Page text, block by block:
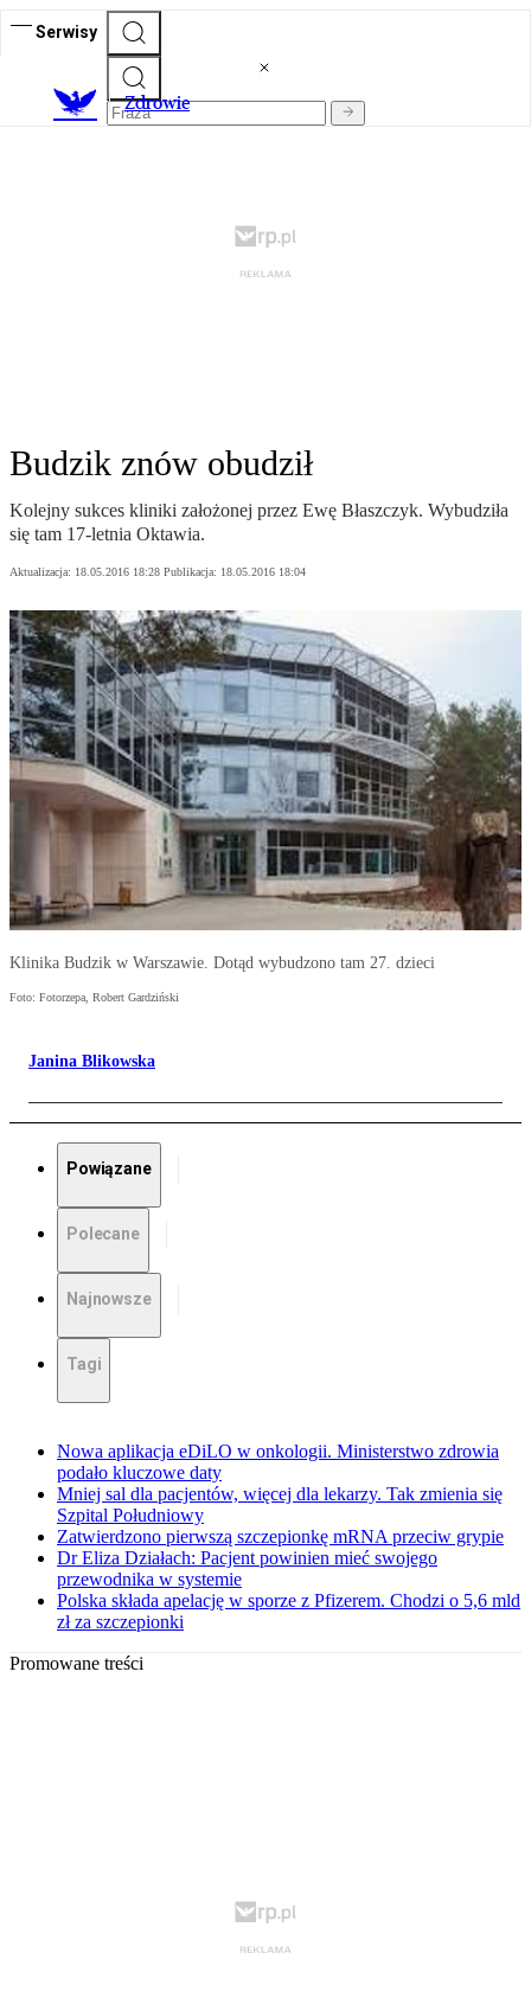
Serwisy
Zdrowie
Budzik znów obudził
Kolejny sukces kliniki założonej przez Ewę Błaszczyk. Wybudziła
się tam 17-letnia Oktawia.
Aktualizacja: 18.05.2016 18:28 Publikacja: 18.05.2016 18:04
Klinika Budzik w Warszawie. Dotąd wybudzono tam 27. dzieci
Foto: Fotorzepa, Robert Gardziński
Janina Blikowska
Powiązane
Polecane
Najnowsze
Tagi
Nowa aplikacja eDiLO w onkologii. Ministerstwo zdrowia
podało kluczowe daty
Mniej sal dla pacjentów, więcej dla lekarzy. Tak zmienia się
Szpital Południowy
Zatwierdzono pierwszą szczepionkę mRNA przeciw grypie
Dr Eliza Działach: Pacjent powinien mieć swojego
przewodnika w systemie
Polska składa apelację w sporze z Pfizerem. Chodzi o 5,6 mld
zł za szczepionki
Promowane treści